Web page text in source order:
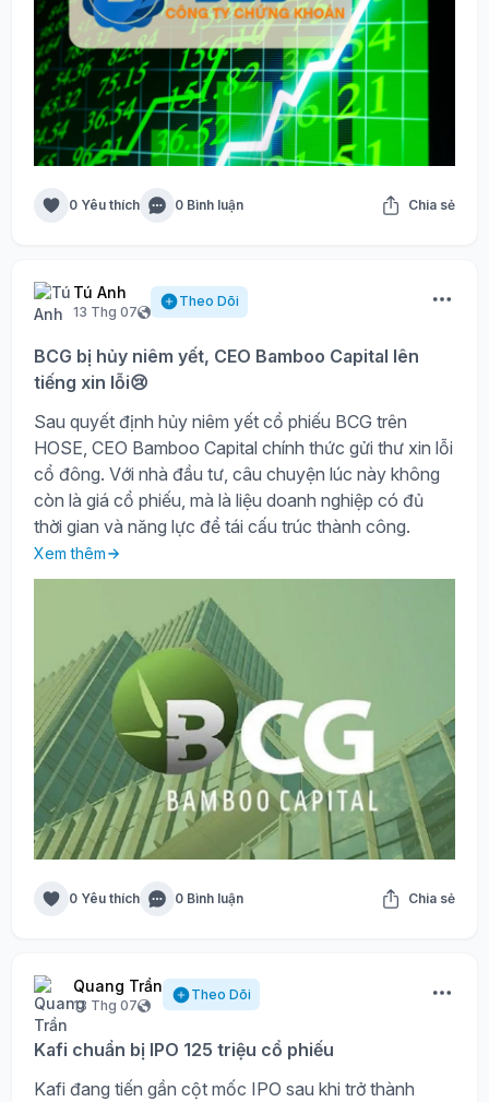
0 Yêu thích 0 Bình luận Chia sẻ
Tú Anh
13 Thg 07
Theo Dõi
BCG bị hủy niêm yết, CEO Bamboo Capital lên
tiếng xin lỗi😢
Sau quyết định hủy niêm yết cổ phiếu BCG trên
HOSE, CEO Bamboo Capital chính thức gửi thư xin lỗi
cổ đông. Với nhà đầu tư, câu chuyện lúc này không
còn là giá cổ phiếu, mà là liệu doanh nghiệp có đủ
thời gian và năng lực để tái cấu trúc thành công.
Xem thêm
0 Yêu thích 0 Bình luận Chia sẻ
Quang Trần
13 Thg 07
Theo Dõi
Kafi chuẩn bị IPO 125 triệu cổ phiếu
Kafi đang tiến gần cột mốc IPO sau khi trở thành